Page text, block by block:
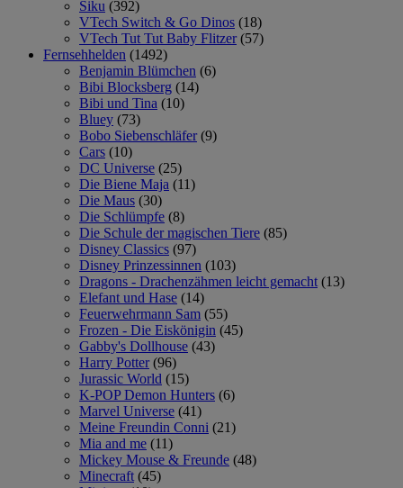
Siku (392)
VTech Switch & Go Dinos (18)
VTech Tut Tut Baby Flitzer (57)
Fernsehhelden (1492)
Benjamin Blümchen (6)
Bibi Blocksberg (14)
Bibi und Tina (10)
Bluey (73)
Bobo Siebenschläfer (9)
Cars (10)
DC Universe (25)
Die Biene Maja (11)
Die Maus (30)
Die Schlümpfe (8)
Die Schule der magischen Tiere (85)
Disney Classics (97)
Disney Prinzessinnen (103)
Dragons - Drachenzähmen leicht gemacht (13)
Elefant und Hase (14)
Feuerwehrmann Sam (55)
Frozen - Die Eiskönigin (45)
Gabby's Dollhouse (43)
Harry Potter (96)
Jurassic World (15)
K-POP Demon Hunters (6)
Marvel Universe (41)
Meine Freundin Conni (21)
Mia and me (11)
Mickey Mouse & Freunde (48)
Minecraft (45)